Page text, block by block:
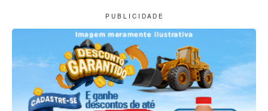
P U B L I C I D A D E